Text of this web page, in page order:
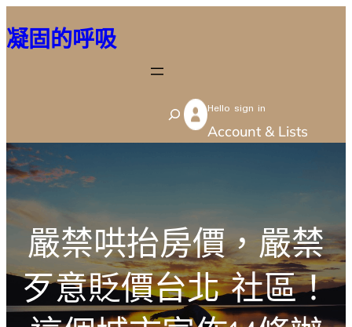
至
容
凝固的呼吸
S
e
h
Hello sign in
Account & Lists
嚴禁哄抬房價，嚴禁
歹意貶價台北 社區！